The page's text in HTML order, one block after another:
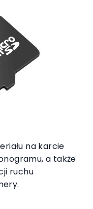
na karcie
a także
ruchu